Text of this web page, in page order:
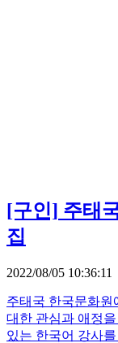
[구인] 주태
집
2022/08/05 10:36:11
주태국 한국문화원
대한 관심과 애정
있는 한국어 강사